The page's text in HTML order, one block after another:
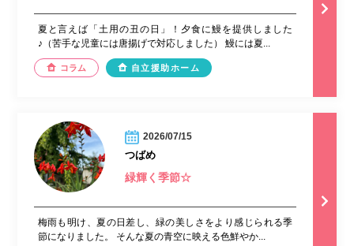
夏と言えば「土用の丑の日」！夕食に鰻を提供しました
♪（苦手な児童には唐揚げで対応しました） 鰻には夏...
コラム 自立援助ホーム
2026/07/15
つばめ
緑輝く季節☆
梅雨も明け、夏の日差し、緑の美しさをより感じられる季
節になりました。 そんな夏の青空に映える色鮮やか...